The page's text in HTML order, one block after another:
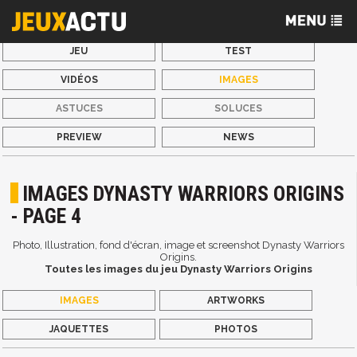
JEU TEST
VIDÉOS IMAGES
ASTUCES SOLUCES
PREVIEW NEWS
IMAGES DYNASTY WARRIORS ORIGINS
- PAGE 4
Photo, Illustration, fond d'écran, image et screenshot Dynasty Warriors
Origins.
Toutes les images du jeu Dynasty Warriors Origins
IMAGES ARTWORKS
JAQUETTES PHOTOS